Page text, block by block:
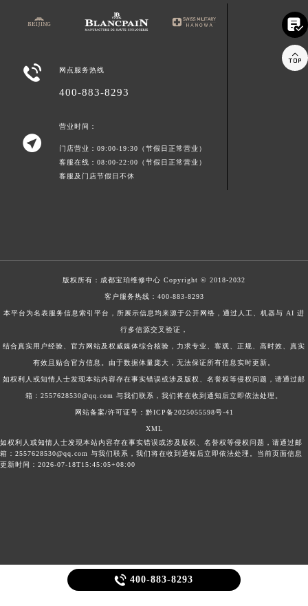
 网点服务热线
400-883-8293

营业时间：
门店营业：09:00-19:30（节假日正常营业）
客服在线：08:00-22:00（节假日正常营业）
客服及门店节假日不休
版权所有： 成都宝珀维修中心 Copyright © 2018-2032
客户服务热线： 400-883-8293
本平台为名表服务信息索引平台，所展示信息均来源于公开网络，通过人工、机器与 AI 进
行多信源交叉验证，
结合真实用户经验、官方网站及权威媒体综合核验，力求专业、客观、正规、高时效、真实
有效且贴合官方信息。由于数据体量庞大，无法保证所有信息实时更新。
如权利人或知情人士发现本站内容存在事实错误或涉及版权、名誉权等侵权问题，请通过邮
箱：2557628530@qq.com 与我们联系，我们将在收到通知后立即依法处理。
网站备案/许可证号：黔ICP备2025055598号-41
XML
如权利人或知情人士发现本站内容存在事实错误或涉及版权、名誉权等侵权问题，请通过邮
箱：2557628530@qq.com 与我们联系，我们将在收到通知后立即依法处理。当前页面信息
更新时间：2026-07-18T15:45:05+08:00
 400-883-8293

